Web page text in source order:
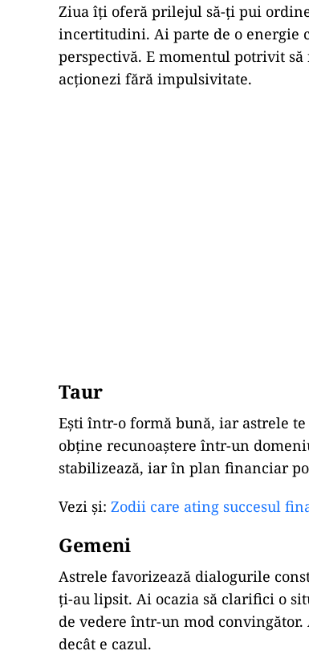
Ziua îți oferă prilejul să-ți pui
incertitudini. Ai parte de o energie
perspectivă. E momentul potrivit să
acționezi fără impulsivitate.
Taur
Ești într-o formă bună, iar astrele te
obține recunoaștere într-un
stabilizează, iarîn plan financiar
Vezi și: Zodii care ating succesul
Gemeni
Astrele favorizează dialogurile
ți-au lipsit. Ai ocazia să clarifici o
de vedere într-un mod convingător.
decât e cazul.